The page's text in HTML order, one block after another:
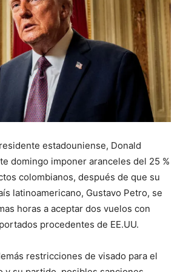
estadouniense, Donald
domingo imponer aranceles del 25 %
colombianos, después de que su
latinoamericano, Gustavo Petro, se
horas a aceptar dos vuelos con
procedentes de EE.UU.
restricciones de visado para el